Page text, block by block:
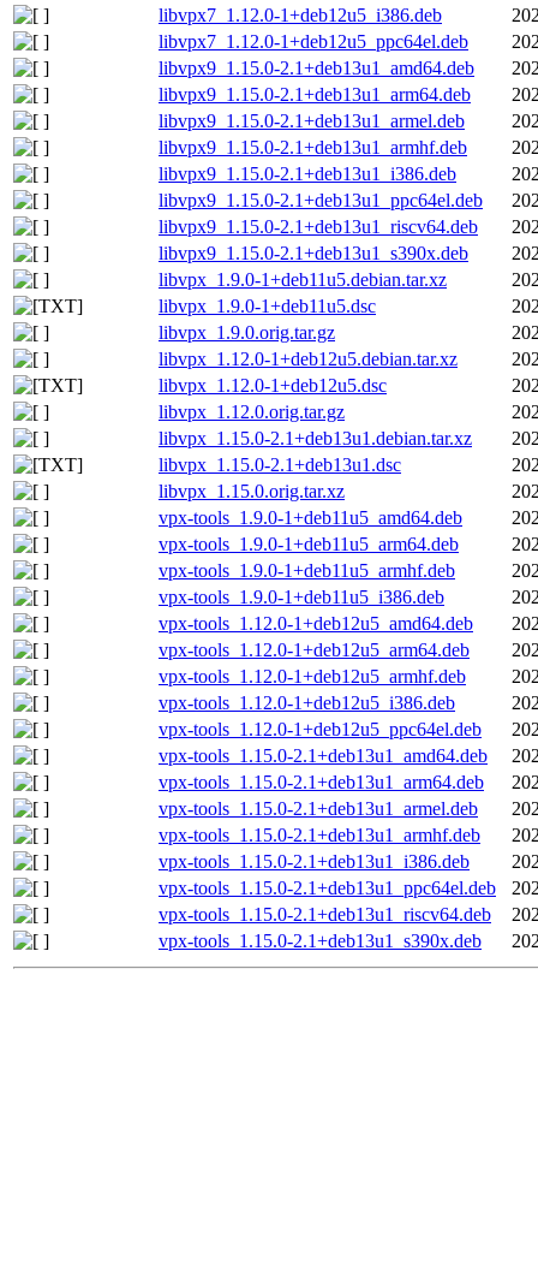
libvpx7_1.12.0-1+deb12u5_i386.deb
libvpx7_1.12.0-1+deb12u5_ppc64el.deb
libvpx9_1.15.0-2.1+deb13u1_amd64.deb
libvpx9_1.15.0-2.1+deb13u1_arm64.deb
libvpx9_1.15.0-2.1+deb13u1_armel.deb
libvpx9_1.15.0-2.1+deb13u1_armhf.deb
libvpx9_1.15.0-2.1+deb13u1_i386.deb
libvpx9_1.15.0-2.1+deb13u1_ppc64el.deb
libvpx9_1.15.0-2.1+deb13u1_riscv64.deb
libvpx9_1.15.0-2.1+deb13u1_s390x.deb
libvpx_1.9.0-1+deb11u5.debian.tar.xz
libvpx_1.9.0-1+deb11u5.dsc
libvpx_1.9.0.orig.tar.gz
libvpx_1.12.0-1+deb12u5.debian.tar.xz
libvpx_1.12.0-1+deb12u5.dsc
libvpx_1.12.0.orig.tar.gz
libvpx_1.15.0-2.1+deb13u1.debian.tar.xz
libvpx_1.15.0-2.1+deb13u1.dsc
libvpx_1.15.0.orig.tar.xz
vpx-tools_1.9.0-1+deb11u5_amd64.deb
vpx-tools_1.9.0-1+deb11u5_arm64.deb
vpx-tools_1.9.0-1+deb11u5_armhf.deb
vpx-tools_1.9.0-1+deb11u5_i386.deb
vpx-tools_1.12.0-1+deb12u5_amd64.deb
vpx-tools_1.12.0-1+deb12u5_arm64.deb
vpx-tools_1.12.0-1+deb12u5_armhf.deb
vpx-tools_1.12.0-1+deb12u5_i386.deb
vpx-tools_1.12.0-1+deb12u5_ppc64el.deb
vpx-tools_1.15.0-2.1+deb13u1_amd64.deb
vpx-tools_1.15.0-2.1+deb13u1_arm64.deb
vpx-tools_1.15.0-2.1+deb13u1_armel.deb
vpx-tools_1.15.0-2.1+deb13u1_armhf.deb
vpx-tools_1.15.0-2.1+deb13u1_i386.deb
vpx-tools_1.15.0-2.1+deb13u1_ppc64el.deb
vpx-tools_1.15.0-2.1+deb13u1_riscv64.deb
vpx-tools_1.15.0-2.1+deb13u1_s390x.deb